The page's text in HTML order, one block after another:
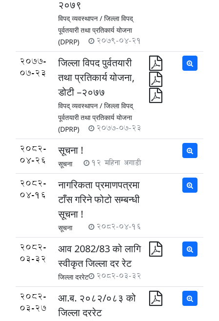
२०७९
विपद् व्यवस्थापन / जिल्ला विपद्
पूर्वतयारी तथा प्रतिकार्य योजना
(DPRP)
2079-04-21
2077-
07-23
जिल्ला विपद पुर्वतयारी
तथा प्रतिकार्य योजना,
डोटी –२०७७
विपद् व्यवस्थापन / जिल्ला विपद्
पूर्वतयारी तथा प्रतिकार्य योजना
(DPRP)
2077-07-23
2082-
04-26
सूचना !
सूचना 12 महिना अगाडी
2082-
04-16
नागरिकता प्रमाणपत्रमा
टाँस गरिने फोटो सम्बन्धी
सूचना !
सूचना 2082-04-16
2082-
03-32
आव 2082/83 को लागि
स्वीकृत जिल्ला दर रेट
जिल्ला दररेट 2082-03-32
2082-
03-27
आ.ब. २०८२/०८३ को
जिल्ला दररेट